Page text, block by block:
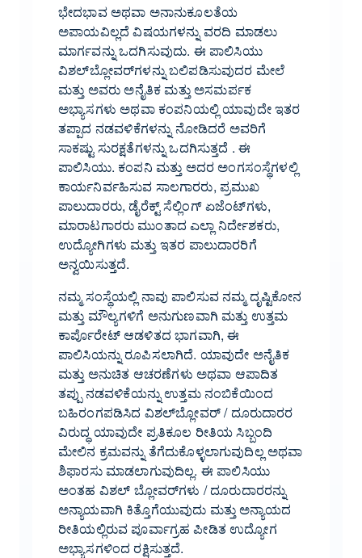
ಭೇದಭಾವ ಅಥವಾ ಅನಾನುಕೂಲತೆಯ
ಅಪಾಯವಿಲ್ಲದೆ ವಿಷಯಗಳನ್ನು ವರದಿ ಮಾಡಲು
ಮಾರ್ಗವನ್ನು ಒದಗಿಸುವುದು. ಈ ಪಾಲಿಸಿಯು
ವಿಶಲ್‌ಬ್ಲೋವರ್‌ಗಳನ್ನು ಬಲಿಪಡಿಸುವುದರ ಮೇಲೆ
ಮತ್ತು ಅವರು ಅನೈತಿಕ ಮತ್ತು ಅಸಮರ್ಪಕ
ಅಭ್ಯಾಸಗಳು ಅಥವಾ ಕಂಪನಿಯಲ್ಲಿ ಯಾವುದೇ ಇತರ
ತಪ್ಪಾದ ನಡವಳಿಕೆಗಳನ್ನು ನೋಡಿದರೆ ಅವರಿಗೆ
ಸಾಕಷ್ಟು ಸುರಕ್ಷತೆಗಳನ್ನು ಒದಗಿಸುತ್ತದೆ . ಈ
ಪಾಲಿಸಿಯು. ಕಂಪನಿ ಮತ್ತು ಅದರ ಅಂಗಸಂಸ್ಥೆಗಳಲ್ಲಿ
ಕಾರ್ಯನಿರ್ವಹಿಸುವ ಸಾಲಗಾರರು, ಪ್ರಮುಖ
ಪಾಲುದಾರರು, ಡೈರೆಕ್ಟ್ ಸೆಲ್ಲಿಂಗ್ ಏಜೆಂಟ್‌ಗಳು,
ಮಾರಾಟಗಾರರು ಮುಂತಾದ ಎಲ್ಲಾ ನಿರ್ದೇಶಕರು,
ಉದ್ಯೋಗಿಗಳು ಮತ್ತು ಇತರ ಪಾಲುದಾರರಿಗೆ
ಅನ್ವಯಿಸುತ್ತದೆ.
ನಮ್ಮ ಸಂಸ್ಥೆಯಲ್ಲಿ ನಾವು ಪಾಲಿಸುವ ನಮ್ಮ ದೃಷ್ಟಿಕೋನ
ಮತ್ತು ಮೌಲ್ಯಗಳಿಗೆ ಅನುಗುಣವಾಗಿ ಮತ್ತು ಉತ್ತಮ
ಕಾರ್ಪೊರೇಟ್ ಆಡಳಿತದ ಭಾಗವಾಗಿ, ಈ
ಪಾಲಿಸಿಯನ್ನು ರೂಪಿಸಲಾಗಿದೆ. ಯಾವುದೇ ಅನೈತಿಕ
ಮತ್ತು ಅನುಚಿತ ಆಚರಣೆಗಳು ಅಥವಾ ಆಪಾದಿತ
ತಪ್ಪು ನಡವಳಿಕೆಯನ್ನು ಉತ್ತಮ ನಂಬಿಕೆಯಿಂದ
ಬಹಿರಂಗಪಡಿಸಿದ ವಿಶಲ್‌ಬ್ಲೋವರ್ / ದೂರುದಾರರ
ವಿರುದ್ಧ ಯಾವುದೇ ಪ್ರತಿಕೂಲ ರೀತಿಯ ಸಿಬ್ಬಂದಿ
ಮೇಲಿನ ಕ್ರಮವನ್ನು ತೆಗೆದುಕೊಳ್ಳಲಾಗುವುದಿಲ್ಲ ಅಥವಾ
ಶಿಫಾರಸು ಮಾಡಲಾಗುವುದಿಲ್ಲ. ಈ ಪಾಲಿಸಿಯು
ಅಂತಹ ವಿಶಲ್ ಬ್ಲೋವರ್‌ಗಳು / ದೂರುದಾರರನ್ನು
ಅನ್ಯಾಯವಾಗಿ ಕಿತ್ತೊಗೆಯುವುದು ಮತ್ತು ಅನ್ಯಾಯದ
ರೀತಿಯಲ್ಲಿರುವ ಪೂರ್ವಾಗ್ರಹ ಪೀಡಿತ ಉದ್ಯೋಗ
ಅಭ್ಯಾಸಗಳಿಂದ ರಕ್ಷಿಸುತ್ತದೆ.